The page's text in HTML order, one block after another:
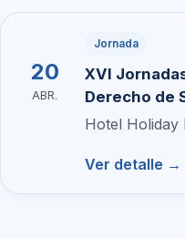
20
ABR.
Jornada
XVI
Derecho de
Hotel Holiday
Ver detalle →